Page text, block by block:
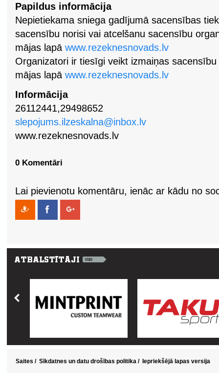
Papildus informācija
Nepietiekama sniega gadījumā sacensības
sacensību norisi vai atcelšanu sacensību
mājas lapā www.rezeknesnovads.lv
Organizatori ir tiesīgi veikt izmaiņas
mājas lapā www.rezeknesnovads.lv
Informācija
26112441,29498652
slepojums.ilzeskalna@inbox.lv
www.rezeknesnovads.lv
0 Komentāri
Lai pievienotu komentāru, ienāc ar kādu no
Saites / Sīkdatnes un datu drošības politika / Iepriekšējā lapas versija